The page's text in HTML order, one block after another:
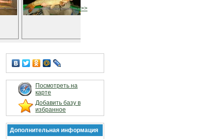
>>
Посмотреть на
карте
Добавить базу в
избранное
Дополнительная информация